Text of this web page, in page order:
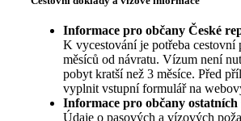
Informace pro občany České
K vycestování je potřeba cestovní
měsíců od návratu. Vízum není
pobyt kratší než 3 měsíce. Před
vyplnit vstupní formulář na
Informace pro občany ostatních
Údaje o pasových a vízových